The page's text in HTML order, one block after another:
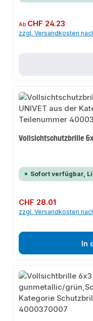
Regulärer Preis:
Ab CHF 24.23
zzgl. Versandkosten
Vollsichtschutzbrille
Sofort verfügbar,
Regulärer Preis:
CHF 28.01
zzgl. Versandkosten
In